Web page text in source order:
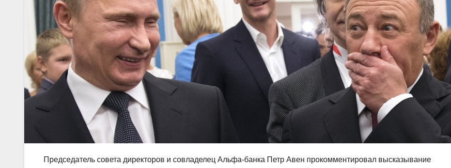
Председатель совета директоров и совладелец Альфа-банка Петр Авен прокомментировал высказывание